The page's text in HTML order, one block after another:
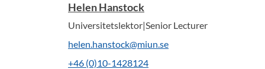
Helen Hanstock
Universitetslektor|Senior Lecturer
helen.hanstock@miun.se
+46 (0)10-1428124